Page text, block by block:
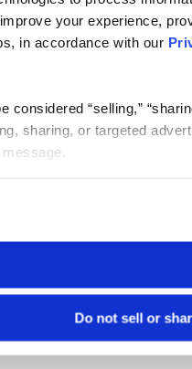
your experience,
in accordance with our
considered “selling,”
sharing, or targeted
Do not sell or